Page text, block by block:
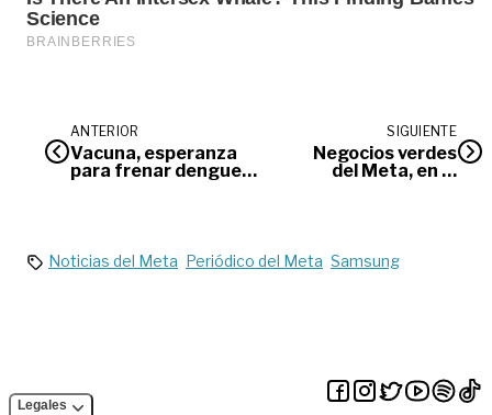
ANTERIOR
Vacuna, esperanza
para frenar dengue
SIGUIENTE
Negocios verdes
del Meta, en la
Noticias del Meta Periódico del Meta Samsung
Legales